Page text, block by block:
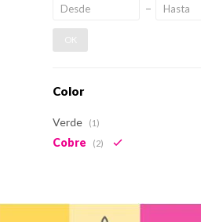
OK
Color
Verde (1)
Cobre (2)